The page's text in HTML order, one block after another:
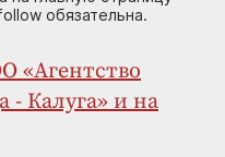
обязательна.
«Агентство
- Калуга» и на